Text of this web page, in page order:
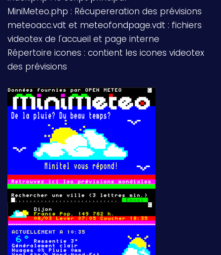
MiniMeteo.php : Récupereration des prévisions
meteoacc.vdt et meteofondpage.vdt : fichiers
videotex de l'accueil et page interne
Répertoire icones : contient les icones videotex
des prévisions